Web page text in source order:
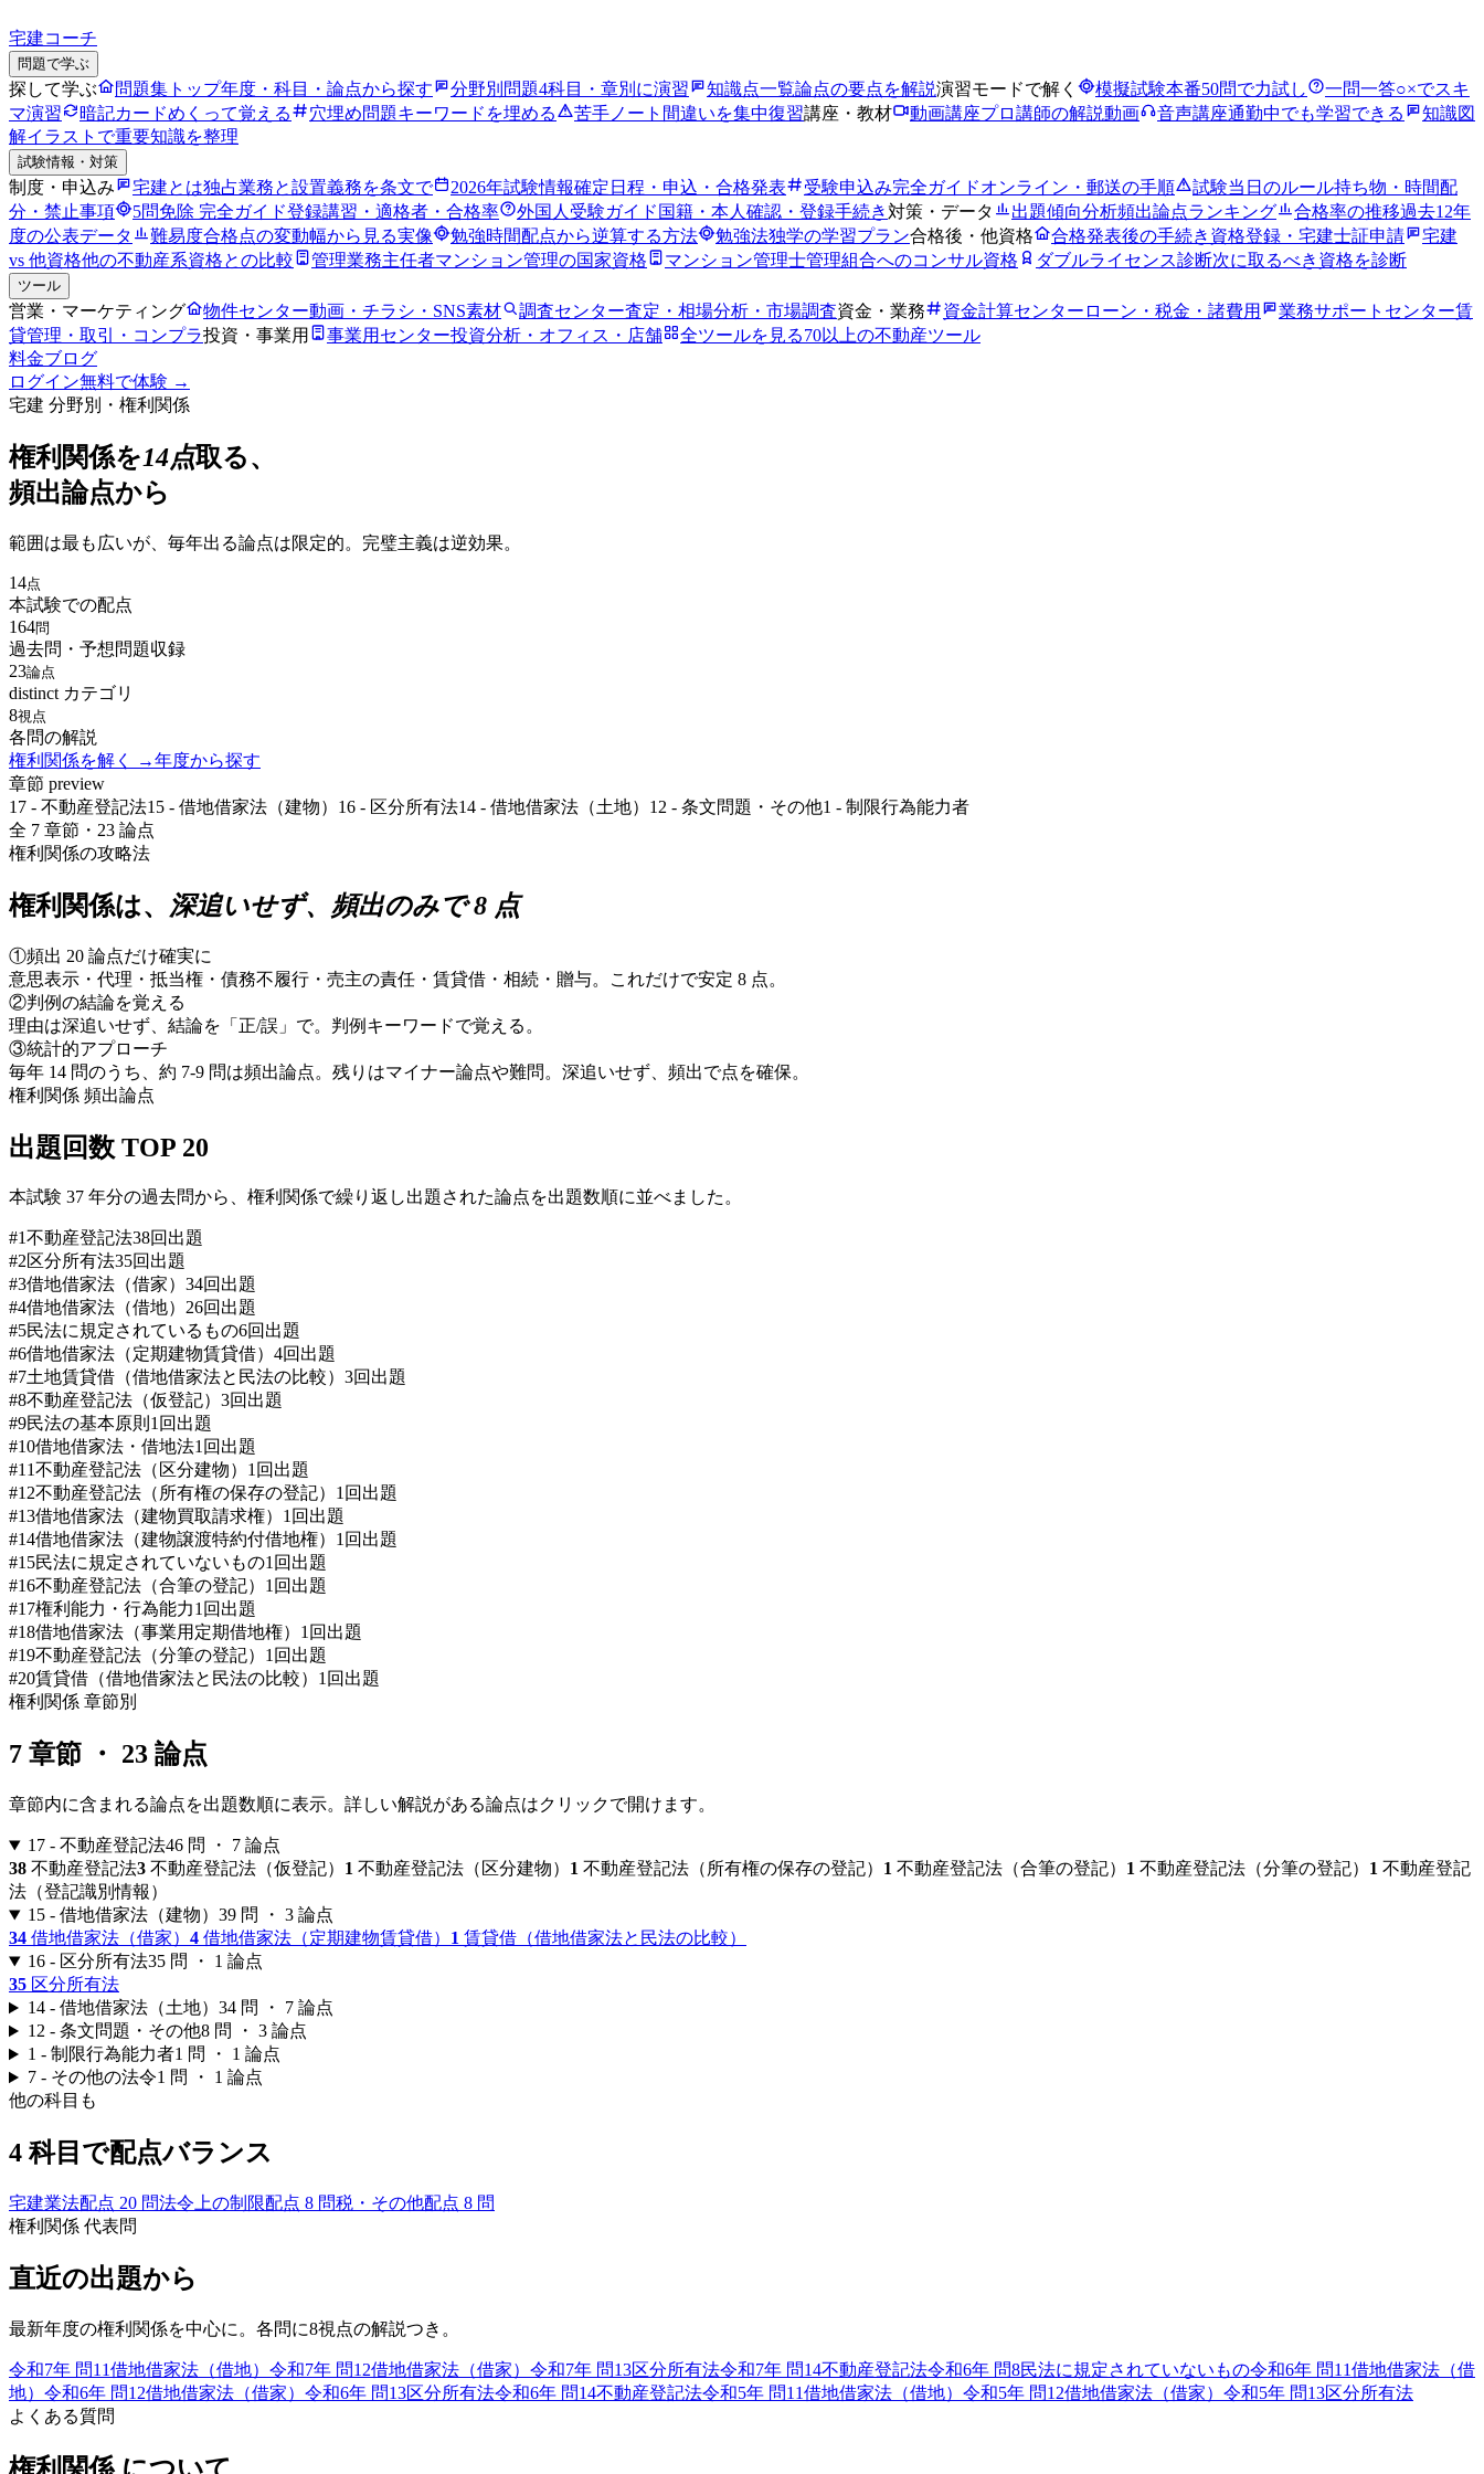
宅建コーチ
問題で学ぶ
探して学ぶ 問題集トップ年度・科目・論点から探す 分野別問題4科目・章別に演習 知識点一覧論点の要点を解説演習モードで解く 模擬試験本番50問で力試し 一問一答○×でスキ
マ演習
暗記カードめくって覚える 穴埋め問題キーワードを埋める 苦手ノート 間違いを集中復習講座・教材 動画講座プロ講師の解説動画 音声講座通勤中でも学習できる
知識図
解イラストで重要知識を整理
試験情報・対策
制度・申込み 宅建とは独占業務と設置義務を条文で 2026年試験情報確定日程・申込・合格発表 受験申込み完全ガイドオンライン・郵送の手順 試験当日のルール持ち物・時間配
分・禁止事項
5問免除 完全ガイド登録講習・適格者・合格率 外国人受験ガイド 国籍・本人確認・登録手続き対策・データ 出題傾向分析頻出論点ランキング 合格率の推移過去12年
度の公表データ
難易度合格点の変動幅から見る実像 勉強時間配点から逆算する方法 勉強法独学の学習プラン合格後・他資格 合格発表後の手続き 資格登録・宅建士証申請
宅建
vs 他資格他の不動産系資格との比較 管理業務主任者マンション管理の国家資格 マンション管理士管理組合へのコンサル資格 ダブルライセンス診断次に取るべき資格を診断
ツール
営業・マーケティング 物件センター動画・チラシ・SNS素材 調査センター査定・相場分析・市場調査資金・業務 資金計算センター ローン・税金・諸費用 業務サポートセンター賃
貸管理・取引・コンプラ投資・事業用 事業用センター投資分析・オフィス・店舗 全ツールを見る70以上の不動産ツール
料金ブログ
ログイン無料で体験 →
宅建 分野別・ 権利関係
権利関係を14点取る、
頻出論点から
範囲は最も広いが、毎年出る論点は限定的。完璧主義は逆効果。
14点
本試験での配点
164問
過去問・予想問題収録
23論点
distinct カテゴリ
8視点
各問の解説
権利関係を解く →年度から探す
章節 preview
17 - 不動産登記法15 - 借地借家法（建物） 16 - 区分所有法14 - 借地借家法（土地） 12 - 条文問題・その他1 - 制限行為能力者
全 7 章節・ 23 論点
権利関係の攻略法
権利関係は、 深追いせず、頻出のみで 8 点
①頻出 20 論点だけ確実に
意思表示・代理・抵当権・債務不履行・売主の責任・賃貸借・相続・贈与。これだけで安定 8 点。
②判例の結論を覚える
理由は深追いせず、結論を「正/誤」で。判例キーワードで覚える。
③統計的アプローチ
毎年 14 問のうち、約 7-9 問は頻出論点。残りはマイナー論点や難問。深追いせず、頻出で点を確保。
権利関係 頻出論点
出題回数 TOP 20
本試験 37 年分の過去問から、 権利関係で繰り返し出題された論点を出題数順に並べました。
#1不動産登記法38回出題
#2区分所有法35回出題
#3借地借家法（借家） 34回出題
#4借地借家法（借地） 26回出題
#5民法に規定されているもの6回出題
#6借地借家法（定期建物賃貸借） 4回出題
#7土地賃貸借（借地借家法と民法の比較） 3回出題
#8不動産登記法（仮登記） 3回出題
#9民法の基本原則 1回出題
#10借地借家法・借地法1回出題
#11不動産登記法（区分建物） 1回出題
#12不動産登記法（所有権の保存の登記） 1回出題
#13借地借家法（建物買取請求権） 1回出題
#14借地借家法（建物譲渡特約付借地権） 1回出題
#15民法に規定されていないもの1回出題
#16不動産登記法（合筆の登記） 1回出題
#17権利能力・行為能力1回出題
#18借地借家法（事業用定期借地権） 1回出題
#19不動産登記法（分筆の登記） 1回出題
#20賃貸借（借地借家法と民法の比較） 1回出題
権利関係 章節別
7 章節 ・ 23 論点
章節内に含まれる論点を出題数順に表示。詳しい解説がある論点はクリックで開けます。
17 - 不動産登記法46問 ・ 7論点
38 不動産登記法3 不動産登記法（仮登記） 1 不動産登記法（区分建物） 1 不動産登記法（所有権の保存の登記） 1 不動産登記法（合筆の登記） 1 不動産登記法（分筆の登記） 1 不動産登記
法（登記識別情報）
15 - 借地借家法（建物） 39問 ・ 3論点
34 借地借家法（借家） 4 借地借家法（定期建物賃貸借） 1 賃貸借（借地借家法と民法の比較）
16 - 区分所有法35問 ・ 1 論点
35 区分所有法
14 - 借地借家法（土地） 34問 ・ 7論点
12 - 条文問題・その他8問 ・ 3論点
1 - 制限行為能力者1 問 ・ 1 論点
7 - その他の法令1 問 ・ 1 論点
他の科目も
4 科目で配点バランス
宅建業法配点 20 問法令上の制限配点 8 問税・その他配点 8 問
権利関係 代表問
直近の出題から
最新年度の権利関係を中心に。各問に8視点の解説つき。
令和7年 問11借地借家法（借地） 令和7年 問12借地借家法（借家） 令和7年 問13区分所有法令和7年 問14不動産登記法令和6年 問8民法に規定されていないもの令和6年 問11借地借家法（借
地） 令和6年 問12借地借家法（借家） 令和6年 問13区分所有法令和6年 問14不動産登記法令和5年 問11借地借家法（借地） 令和5年 問12借地借家法（借家） 令和5年 問13区分所有法
よくある質問
権利関係について